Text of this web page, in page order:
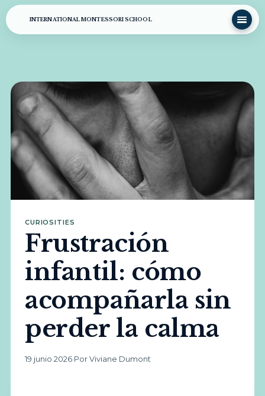
INTERNATIONAL MONTESSORI SCHOOL
CURIOSITIES
Frustración
infantil: cómo
acompañarla sin
perder la calma
19 junio 2026·Por Viviane Dumont